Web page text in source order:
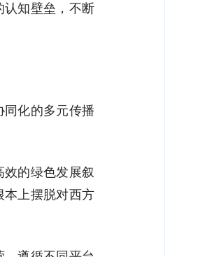
认知壁垒，不断
化的多元传播
的绿色发展叙
本上摆脱对西方